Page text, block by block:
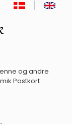
og andre
Postkort